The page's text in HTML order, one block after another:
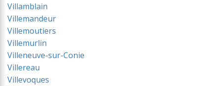
Villamblain
Villemandeur
Villemoutiers
Villemurlin
Villeneuve-sur-Conie
Villereau
Villevoques